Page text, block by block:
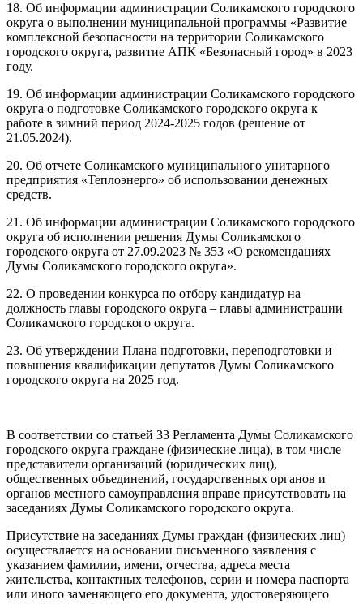
18. Об информации администрации Соликамского городского
округа о выполнении муниципальной программы «Развитие
комплексной безопасности на территории Соликамского
городского округа, развитие АПК «Безопасный город» в 2023
году.
19. Об информации администрации Соликамского городского
округа о подготовке Соликамского городского округа к
работе в зимний период 2024-2025 годов (решение от
21.05.2024).
20. Об отчете Соликамского муниципального унитарного
предприятия «Теплоэнерго» об использовании денежных
средств.
21. Об информации администрации Соликамского городского
округа об исполнении решения Думы Соликамского
городского округа от 27.09.2023 № 353 «О рекомендациях
Думы Соликамского городского округа».
22. О проведении конкурса по отбору кандидатур на
должность главы городского округа – главы администрации
Соликамского городского округа.
23. Об утверждении Плана подготовки, переподготовки и
повышения квалификации депутатов Думы Соликамского
городского округа на 2025 год.
В соответствии со статьей 33 Регламента Думы Соликамского
городского округа граждане (физические лица), в том числе
представители организаций (юридических лиц),
общественных объединений, государственных органов и
органов местного самоуправления вправе присутствовать на
заседаниях Думы Соликамского городского округа.
Присутствие на заседаниях Думы граждан (физических лиц)
осуществляется на основании письменного заявления с
указанием фамилии, имени, отчества, адреса места
жительства, контактных телефонов, серии и номера паспорта
или иного заменяющего его документа, удостоверяющего